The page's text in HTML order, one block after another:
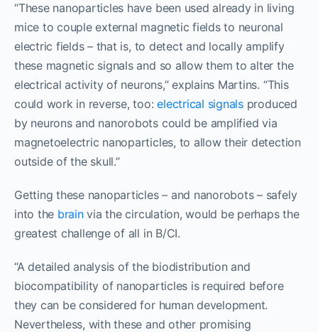
“These nanoparticles have been used already in living
mice to couple external magnetic fields to neuronal
electric fields – that is, to detect and locally amplify
these magnetic signals and so allow them to alter the
electrical activity of neurons,” explains Martins. “This
could work in reverse, too:electrical signalsproduced
by neurons and nanorobots could be amplified via
magnetoelectric nanoparticles, to allow their detection
outside of the skull.”
Getting these nanoparticles – and nanorobots – safely
into the brainvia the circulation, would be perhaps the
greatest challenge of all in B/CI.
“A detailed analysis of the biodistribution and
biocompatibility of nanoparticles is required before
they can be considered for human development.
Nevertheless, with these and other promising